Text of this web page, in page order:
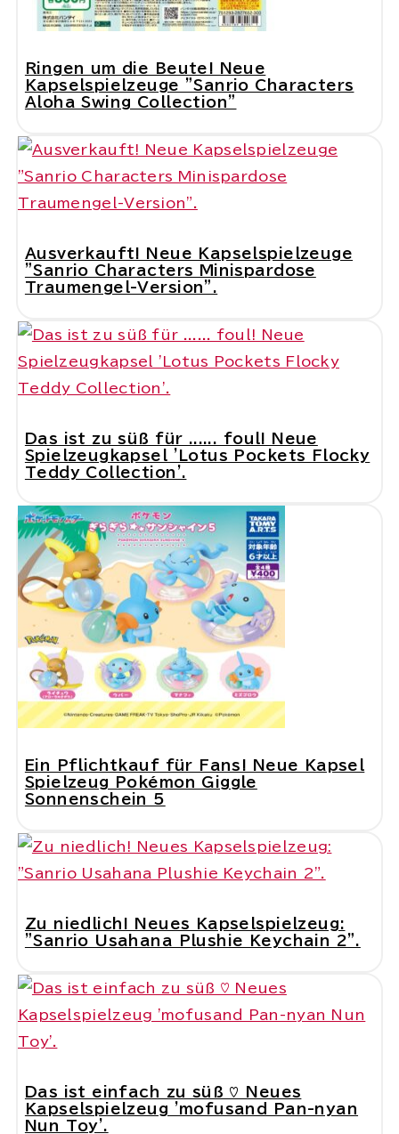
Ringen um die Beute! Neue
Kapselspielzeuge "Sanrio Characters
Aloha Swing Collection"
Ausverkauft! Neue Kapselspielzeuge
"Sanrio Characters Minispardose
Traumengel-Version".
Das ist zu süß für ...... foul! Neue
Spielzeugkapsel 'Lotus Pockets Flocky
Teddy Collection'.
Ein Pflichtkauf für Fans! Neue Kapsel
Spielzeug Pokémon Giggle
Sonnenschein 5
Zu niedlich! Neues Kapselspielzeug:
"Sanrio Usahana Plushie Keychain 2".
Das ist einfach zu süß ♡ Neues
Kapselspielzeug 'mofusand Pan-nyan
Nun Toy'.